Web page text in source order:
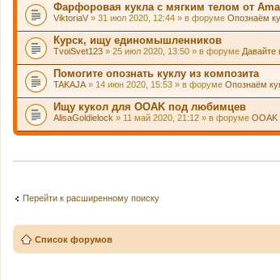
Фарфоровая кукла с мягким телом от
ViktoriaV» 31 июл 2020, 12:44 » в форуме Опознаём
Курск, ищу единомышленников
TvoiSvet123 » 25 июл 2020, 13:50 » в форуме Давайте
Помогите опознать куклу из композита
TAKAJA » 14 июн 2020, 15:53 » в форуме Опознаём
Ищу кукол для OOAK под любимцев
AlisaGoldielock » 11 май 2020, 21:12 » в форуме OOAK
Перейти к расширенному поиску
Список форумов